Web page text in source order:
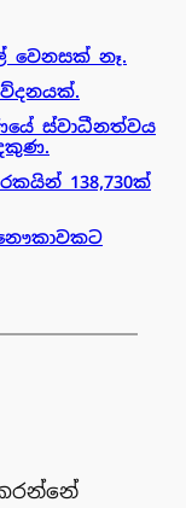
වෙනසක් නෑ.
ස්වාධීනත්වය
138,730ක්